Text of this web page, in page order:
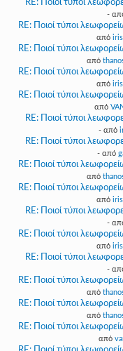
RE: Ποιοί τύποι
-
RE: Ποιοί τύποι
από
RE: Ποιοί τύποι
από
RE: Ποιοί τύποι
από
RE: Ποιοί τύποι
από
RE: Ποιοί τύποι
- από
RE: Ποιοί τύποι
- από
RE: Ποιοί τύποι
από
RE: Ποιοί τύποι
από
RE: Ποιοί τύποι
-
RE: Ποιοί τύποι
από
RE: Ποιοί τύποι
-
RE: Ποιοί τύποι
από
RE: Ποιοί τύποι
από
RE: Ποιοί τύποι
από